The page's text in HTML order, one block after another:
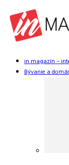
in magazín –
Bývanie a